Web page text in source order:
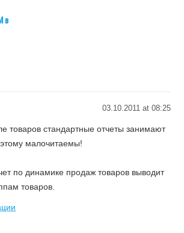
в
03.10.2011 at 08:25
товаров стандартные отчеты занимают
малочитаемы!
по динамике продаж товаров выводит
товаров.